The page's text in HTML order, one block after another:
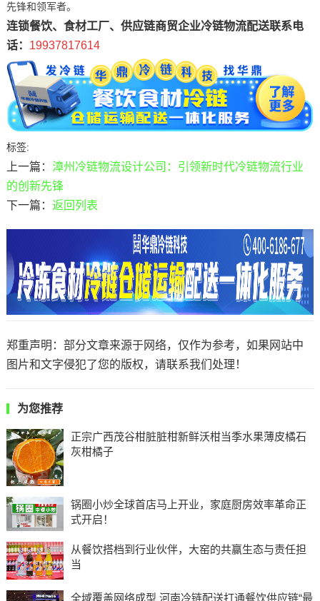
先锋和领军者。
连锁餐饮、食材工厂、供应链商贸企业冷链物流配送联系电
话： 19937817614
标签:
上一篇： 漳州冷链物流设计公司：引领新时代冷链物流行业
的创新先锋
下一篇： 返回列表
郑重声明：部分文章来源于网络，仅作为参考，如果网站中
图片和文字侵犯了您的版权，请联系我们处理！
为您推荐
正宗广西茂谷柑脏脏柑新鲜沃柑当季水果薄皮橘石
灰柑橘子
锅圈小炒全球首店马上开业，家庭厨房效率革命正
式开启！
从餐饮搭档到行业伙伴，大窑的共赢生态与责任担
当
全域覆盖网络成型 河南冷链配送打通餐饮供应链“最